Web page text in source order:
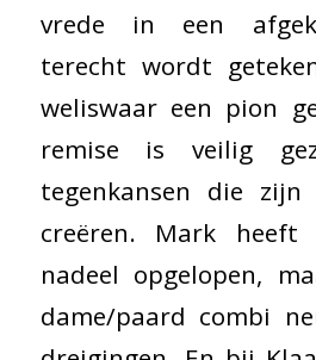
vrede in een
terecht wordt
weliswaar een pion
remise is veilig
tegenkansen die
creëren. Mark heeft
nadeel opgelopen,
dame/paard combi